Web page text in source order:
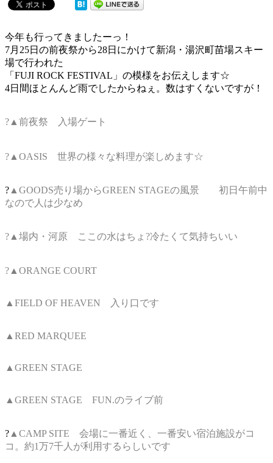
今年も行ってきましたーっ！
7月25日の前夜祭から28日にかけて新潟・湯沢町苗場スキー
場で行われた
「FUJI ROCK FESTIVAL」の模様をお伝えします☆
4日間ほとんんど雨でしたからねぇ。数はすくないですが！
?▲前夜祭 入場ゲート
?▲OASIS 世界の様々な料理が楽しめます☆
? ▲GOODS売り場からGREEN STAGEの風景 初日午前中
なので人は少なめ
?▲場内・河原 ここの水はちょ?冷たくて気持ちいい
?▲ORANGE COURT
▲FIELD OF HEAVEN 入り口です
▲RED MARQUEE
▲GREEN STAGE
▲GREEN STAGE FUN.のライブ前
? ▲CAMP SITE 会場に一番近く、一番安い宿泊施設がコ
コ。約1万7千人が利用するらしいです